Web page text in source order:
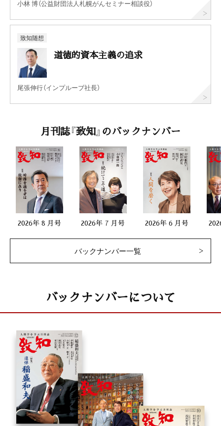
小林 博（公益財団法人札幌がんセミナー相談役）
致知随想
道徳的資本主義の追求
尾張伸行（インプルーブ社長）
月刊誌『致知』のバックナンバー
2026年 8 月号 2026年 7 月号 2026年 6 月号
バックナンバー一覧
バックナンバーについて